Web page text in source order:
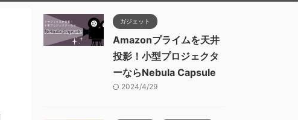
ガジェット
Amazonプライムを天井
投影！小型プロジェクタ
ーならNebula Capsule
2024/4/29